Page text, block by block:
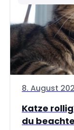
8. August
Katze
du